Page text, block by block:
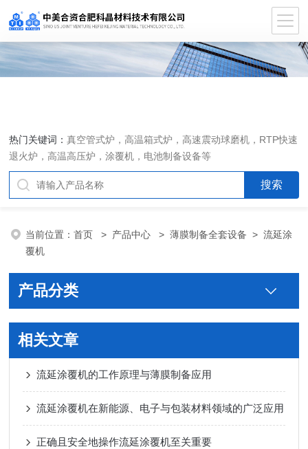
热门关键词：真空管式炉，高温箱式炉，高速震动球磨机，RTP快速
退火炉，高温高压炉，涂覆机，电池制备设备等
当前位置：首页 > 产品中心 >薄膜制备全套设备 >流延涂
覆机
产品分类
相关文章
流延涂覆机的工作原理与薄膜制备应用
流延涂覆机在新能源、电子与包装材料领域的广泛应用
正确且安全地操作流延涂覆机至关重要